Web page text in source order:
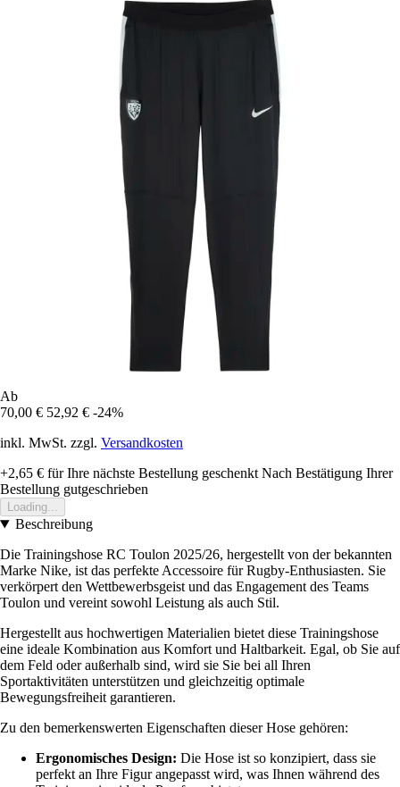
Ab
70,00 € 52,92 € -24%
inkl. MwSt. zzgl. Versandkosten
+2,65 € für Ihre nächste Bestellung geschenkt Nach Bestätigung Ihrer
Bestellung gutgeschrieben
Loading...
Beschreibung
Die Trainingshose RC Toulon 2025/26, hergestellt von der bekannten
Marke Nike, ist das perfekte Accessoire für Rugby-Enthusiasten. Sie
verkörpert den Wettbewerbsgeist und das Engagement des Teams
Toulon und vereint sowohl Leistung als auch Stil.
Hergestellt aus hochwertigen Materialien bietet diese Trainingshose
eine ideale Kombination aus Komfort und Haltbarkeit. Egal, ob Sie auf
dem Feld oder außerhalb sind, wird sie Sie bei all Ihren
Sportaktivitäten unterstützen und gleichzeitig optimale
Bewegungsfreiheit garantieren.
Zu den bemerkenswerten Eigenschaften dieser Hose gehören:
Ergonomisches Design: Die Hose ist so konzipiert, dass sie
perfekt an Ihre Figur angepasst wird, was Ihnen während des